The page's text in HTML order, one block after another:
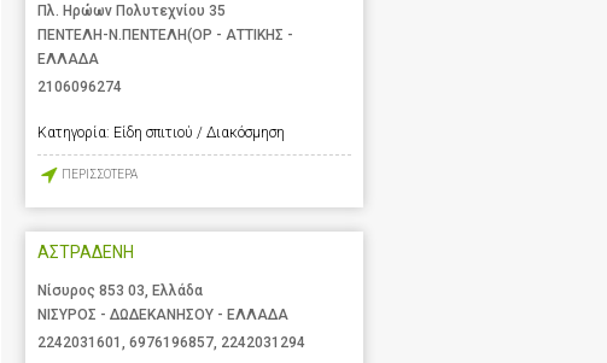
Πλ. Ηρώων Πολυτεχνίου 35
ΠΕΝΤΕΛΗ-Ν.ΠΕΝΤΕΛΗ(ΟΡ - ΑΤΤΙΚΗΣ -
ΕΛΛΑΔΑ
2106096274
Κατηγορία: Είδη σπιτιού / Διακόσμηση
ΠΕΡΙΣΣΟΤΕΡΑ
ΑΣΤΡΑΔΕΝΗ
Νίσυρος 853 03, Ελλάδα
ΝΙΣΥΡΟΣ - ΔΩΔΕΚΑΝΗΣΟΥ - ΕΛΛΑΔΑ
2242031601 , 6976196857, 2242031294